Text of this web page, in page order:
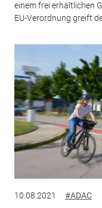
einem frei erhältlichen
EU-Verordnung greift
10.08.2021 #ADAC